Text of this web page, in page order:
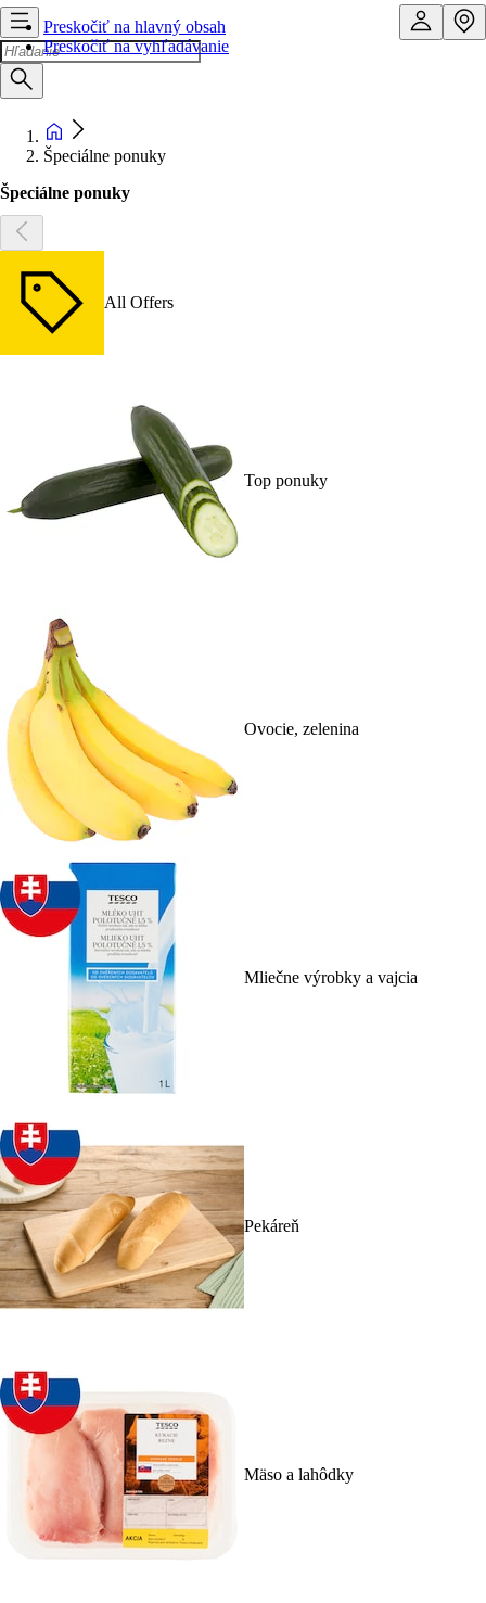
Preskočiť na hlavný obsah
Preskočiť na vyhľadávanie
Špeciálne ponuky
Špeciálne ponuky
All Offers
Top ponuky
Ovocie, zelenina
Mliečne výrobky a vajcia
Pekáreň
Mäso a lahôdky